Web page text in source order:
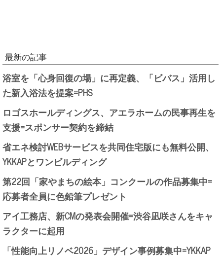
最新の記事
浴室を「心身回復の場」に再定義、「ビバス」活用し
た新入浴法を提案=PHS
ロゴスホールディングス、アエラホームの民事再生を
支援=スポンサー契約を締結
省エネ検討WEBサービスを共同住宅版にも無料公開、
YKKAPとワンビルディング
第22回「家やまちの絵本」コンクールの作品募集中=
応募者全員に色鉛筆プレゼント
アイ工務店、新CMの発表会開催=渋谷凪咲さんをキャ
ラクターに起用
「性能向上リノベ2026」デザイン事例募集中=YKKAP